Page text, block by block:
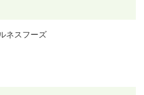
ネスフーズ